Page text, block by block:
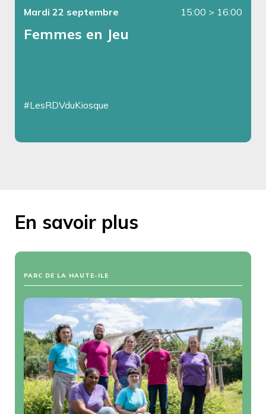
Mardi 22 septembre 15:00 > 16:00
Femmes en Jeu
#LesRDVduKiosque
En savoir plus
PARC DE LA HAUTE-ILE